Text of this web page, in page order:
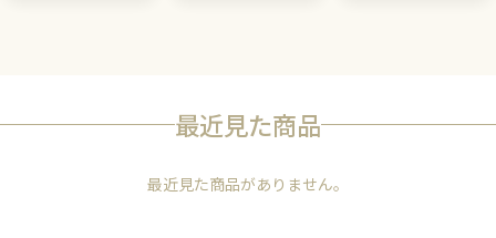
最近見た商品
最近見た商品がありません。